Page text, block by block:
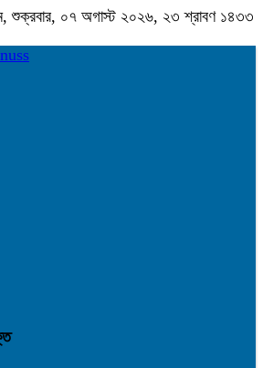
, শুক্রবার, ০৭ অগাস্ট ২০২৬, ২৩ শ্রাবণ ১৪৩৩